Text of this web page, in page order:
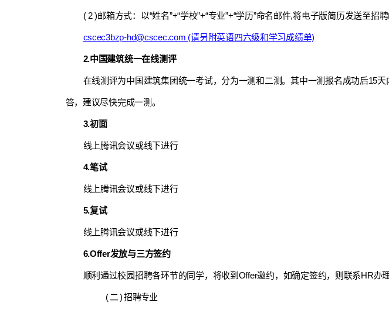
( 2 )邮箱方式：以“姓名”+“学校”+“专业”+“学历”命名邮件,将电子版简历发送至招聘
cscec3bzp-hd@cscec.com (请另附英语四六级和学习成绩单)
2.中国建筑统一在线测评
在线测评为中国建筑集团统一考试，分为一测和二测。其中一测报名成功后15
答，建议尽快完成一测。
3.初面
线上腾讯会议或线下进行
4.笔试
线上腾讯会议或线下进行
5.复试
线上腾讯会议或线下进行
6.Offer发放与三方签约
顺利通过校园招聘各环节的同学，将收到Offer邀约，如确定签约，则联系HR办
( 二 ) 招聘专业